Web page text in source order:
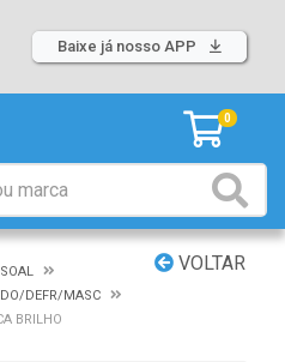
Baixe já nosso APP
0
VOLTAR
DEFR/MASC
BRILHO